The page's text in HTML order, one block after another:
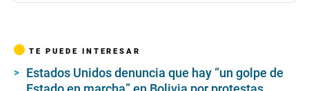
TE PUEDE INTERESAR
Estados Unidos denuncia que hay “un golpe de